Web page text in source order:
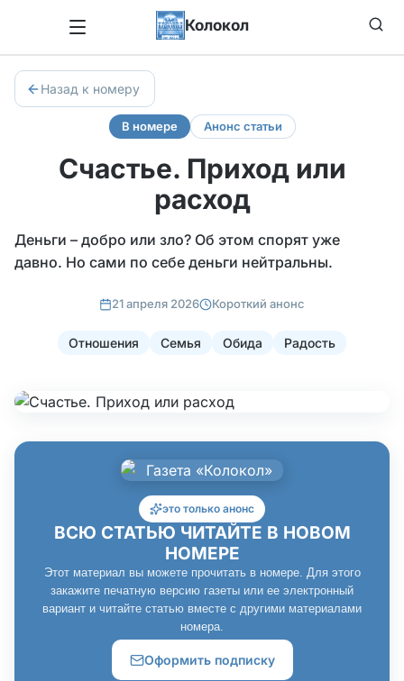
Колокол
Назад к номеру
В номере Анонс статьи
Счастье. Приход или
расход
Деньги – добро или зло? Об этом спорят уже
давно. Но сами по себе деньги нейтральны.
21 апреля 2026 Короткий анонс
Отношения Семья Обида Радость
это только анонс
ВСЮ СТАТЬЮ ЧИТАЙТЕ В НОВОМ
НОМЕРЕ
Этот материал вы можете прочитать в номере. Для этого
закажите печатную версию газеты или ее электронный
вариант и читайте статью вместе с другими материалами
номера.
Оформить подписку